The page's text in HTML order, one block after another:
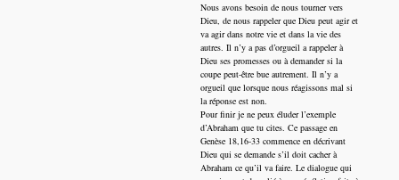
Nous avons besoin de nous tourner vers
Dieu, de nous rappeler que Dieu peut agir et
va agir dans notre vie et dans la vie des
autres. Il n’y a pas d’orgueil a rappeler à
Dieu ses promesses ou à demander si la
coupe peut-être bue autrement. Il n’y a
orgueil que lorsque nous réagissons mal si
la réponse est non.
Pour finir je ne peux éluder l’exemple
d’Abraham que tu cites. Ce passage en
Genèse 18,16-33 commence en décrivant
Dieu qui se demande s’il doit cacher à
Abraham ce qu’il va faire. Le dialogue qui